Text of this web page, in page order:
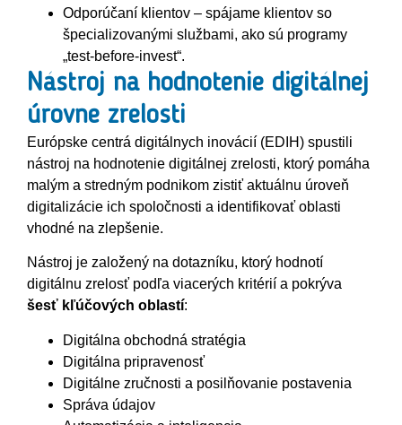
Odporúčaní klientov – spájame klientov so
špecializovanými službami, ako sú programy
„test-before-invest“.
Nástroj na hodnotenie digitálnej
úrovne zrelosti
Európske centrá digitálnych inovácií (EDIH) spustili
nástroj na hodnotenie digitálnej zrelosti, ktorý pomáha
malým a stredným podnikom zistiť aktuálnu úroveň
digitalizácie ich spoločnosti a identifikovať oblasti
vhodné na zlepšenie.
Nástroj je založený na dotazníku, ktorý hodnotí
digitálnu zrelosť podľa viacerých kritérií a pokrýva
šesť kľúčových oblastí:
Digitálna obchodná stratégia
Digitálna pripravenosť
Digitálne zručnosti a posilňovanie postavenia
Správa údajov